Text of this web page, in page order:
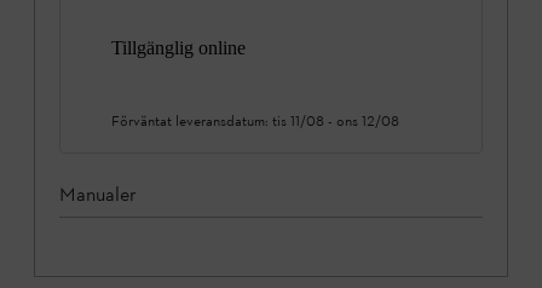
Tillgänglig online
Förväntat leveransdatum: tis 11/08 - ons 12/08
Manualer